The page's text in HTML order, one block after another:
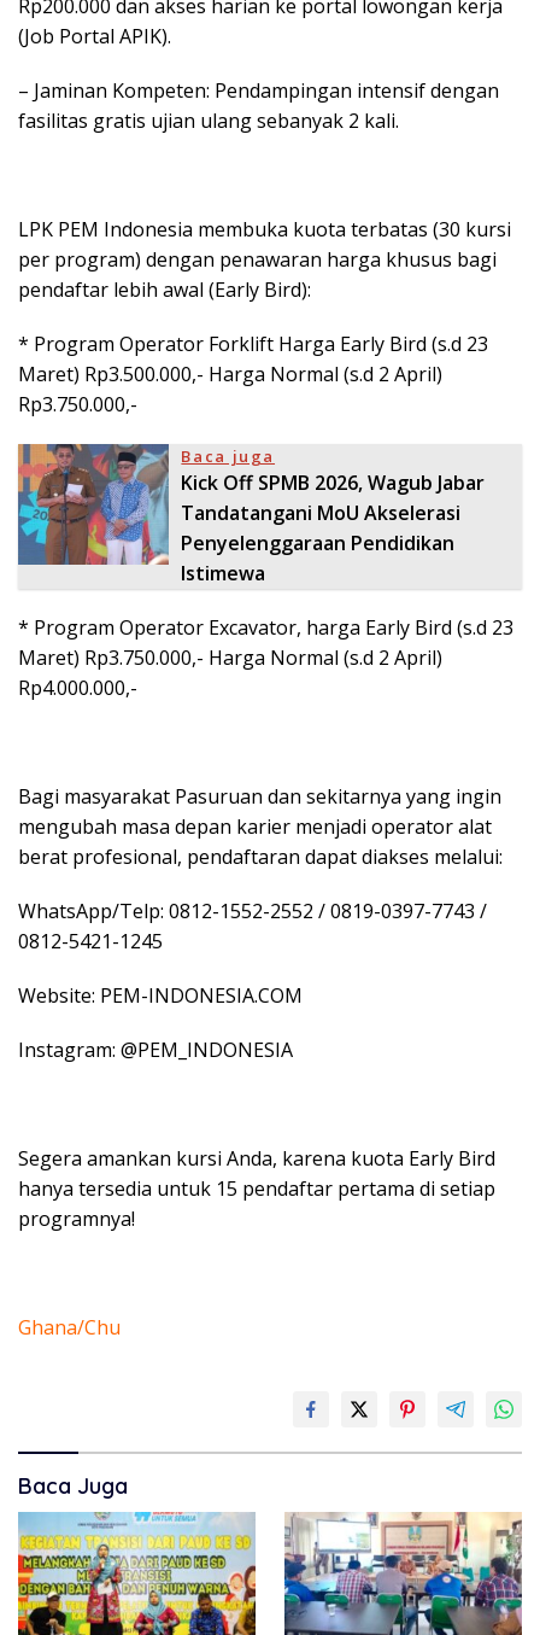
Rp200.000 dan akses harian ke portal lowongan kerja
(Job Portal APIK).
– Jaminan Kompeten: Pendampingan intensif dengan
fasilitas gratis ujian ulang sebanyak 2 kali.
LPK PEM Indonesia membuka kuota terbatas (30 kursi
per program) dengan penawaran harga khusus bagi
pendaftar lebih awal (Early Bird):
* Program Operator Forklift Harga Early Bird (s.d 23
Maret) Rp3.500.000,- Harga Normal (s.d 2 April)
Rp3.750.000,-
Baca juga
Kick Off SPMB 2026, Wagub Jabar
Tandatangani MoU Akselerasi
Penyelenggaraan Pendidikan
Istimewa
* Program Operator Excavator, harga Early Bird (s.d 23
Maret) Rp3.750.000,- Harga Normal (s.d 2 April)
Rp4.000.000,-
Bagi masyarakat Pasuruan dan sekitarnya yang ingin
mengubah masa depan karier menjadi operator alat
berat profesional, pendaftaran dapat diakses melalui:
WhatsApp/Telp: 0812-1552-2552 / 0819-0397-7743 /
0812-5421-1245
Website: PEM-INDONESIA.COM
Instagram: @PEM_INDONESIA
Segera amankan kursi Anda, karena kuota Early Bird
hanya tersedia untuk 15 pendaftar pertama di setiap
programnya!
Ghana/Chu
Baca Juga